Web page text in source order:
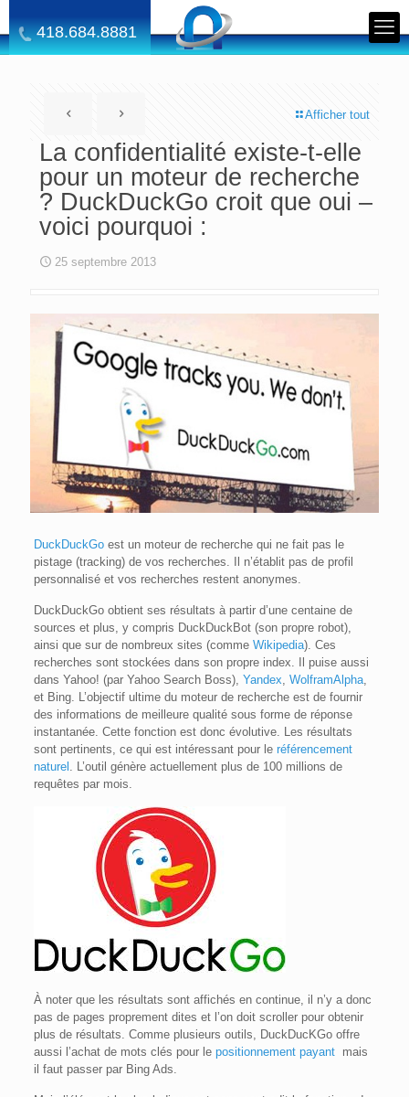
418.684.8881
Afficher tout
La confidentialité existe-t-elle
pour un moteur de recherche
? DuckDuckGo croit que oui –
voici pourquoi :
25 septembre 2013
DuckDuckGoest un moteur de recherche qui ne fait pas le
pistage (tracking) de vos recherches. Il n’établit pas de profil
personnalisé et vos recherches restent anonymes.
DuckDuckGo obtient ses résultats à partir d’une centaine de
sources et plus, y compris DuckDuckBot (son propre robot),
ainsi que sur de nombreux sites (comme Wikipedia). Ces
recherches sont stockées dans son propre index. Il puise aussi
dans Yahoo! (par Yahoo Search Boss), Yandex, WolframAlpha,
et Bing. L’objectif ultime du moteur de recherche est de fournir
des informations de meilleure qualité sous forme de réponse
instantanée. Cette fonction est donc évolutive. Les résultats
sont pertinents, ce qui est intéressant pour le référencement
naturel . L’outil génère actuellement plus de 100 millions de
requêtes par mois.
À noter que les résultats sont affichés en continue, il n’y a donc
pas de pages proprement dites et l’on doit scroller pour obtenir
plus de résultats. Comme plusieurs outils, DuckDucKGo offre
aussi l’achat de mots clés pour le positionnement payantmais
il faut passer par Bing Ads.